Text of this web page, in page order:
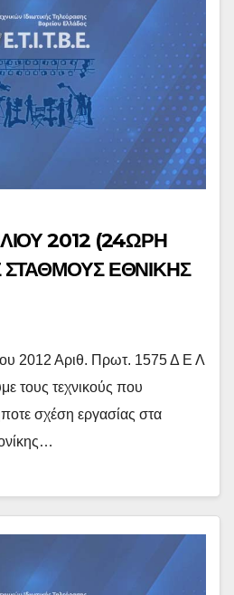
2012 (24ΩΡΗ
ΣΤΑΘΜΟΥΣ ΕΘΝΙΚΗΣ
2012 Αριθ. Πρωτ. 1575 Δ Ε Λ
τους τεχνικούς που
σχέση εργασίας στα